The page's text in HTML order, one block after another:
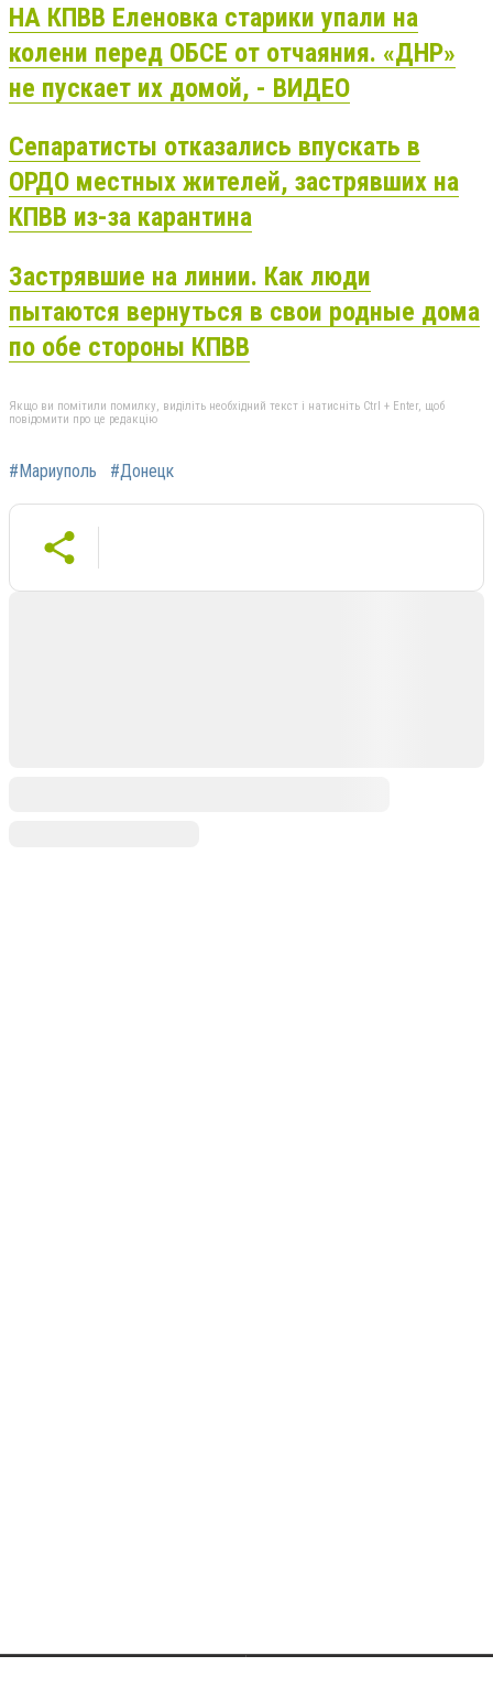
НА КПВВ Еленовка старики упали на
колени перед ОБСЕ от отчаяния. «ДНР»
не пускает их домой, - ВИДЕО
Сепаратисты отказались впускать в
ОРДО местных жителей, застрявших на
КПВВ из-за карантина
Застрявшие на линии. Как люди
пытаются вернуться в свои родные дома
по обе стороны КПВВ
Якщо ви помітили помилку, виділіть необхідний текст і натисніть Ctrl + Enter, щоб
повідомити про це редакцію
#Мариуполь #Донецк